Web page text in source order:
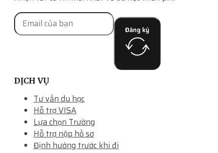
Đăng ký
DỊCH VỤ
Tư vấn du học
Hỗ trợ VISA
Lựa chọn Trường
Hỗ trợ nộp hồ sơ
Định hướng trước khi đi